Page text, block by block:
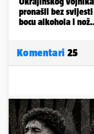
Komentari 25